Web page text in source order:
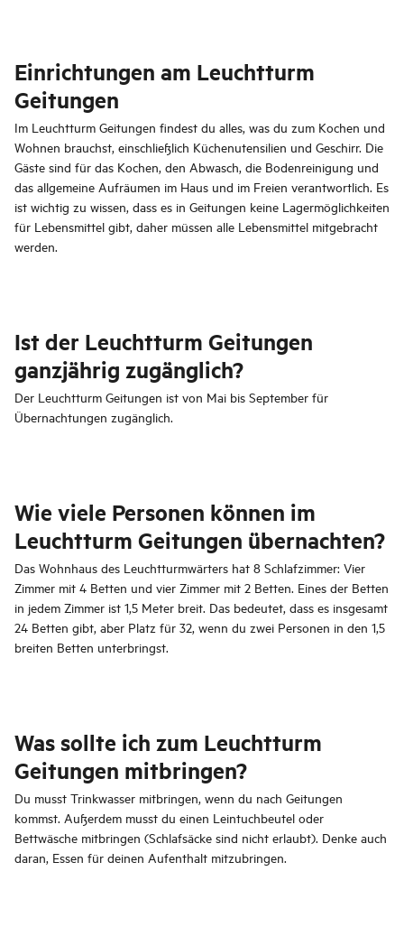
Einrichtungen am Leuchtturm
Geitungen
Im Leuchtturm Geitungen findest du alles, was du zum Kochen und
Wohnen brauchst, einschließlich Küchenutensilien und Geschirr. Die
Gäste sind für das Kochen, den Abwasch, die Bodenreinigung und
das allgemeine Aufräumen im Haus und im Freien verantwortlich. Es
ist wichtig zu wissen, dass es in Geitungen keine Lagermöglichkeiten
für Lebensmittel gibt, daher müssen alle Lebensmittel mitgebracht
werden.
Ist der Leuchtturm Geitungen
ganzjährig zugänglich?
Der Leuchtturm Geitungen ist von Mai bis September für
Übernachtungen zugänglich.
Wie viele Personen können im
Leuchtturm Geitungen übernachten?
Das Wohnhaus des Leuchtturmwärters hat 8 Schlafzimmer: Vier
Zimmer mit 4 Betten und vier Zimmer mit 2 Betten. Eines der Betten
in jedem Zimmer ist 1,5 Meter breit. Das bedeutet, dass es insgesamt
24 Betten gibt, aber Platz für 32, wenn du zwei Personen in den 1,5
breiten Betten unterbringst.
Was sollte ich zum Leuchtturm
Geitungen mitbringen?
Du musst Trinkwasser mitbringen, wenn du nach Geitungen
kommst. Außerdem musst du einen Leintuchbeutel oder
Bettwäsche mitbringen (Schlafsäcke sind nicht erlaubt). Denke auch
daran, Essen für deinen Aufenthalt mitzubringen.